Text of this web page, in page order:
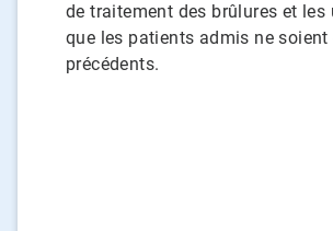
de traitement des brûlures et
que les patients admis ne
précédents.​​​​​​​